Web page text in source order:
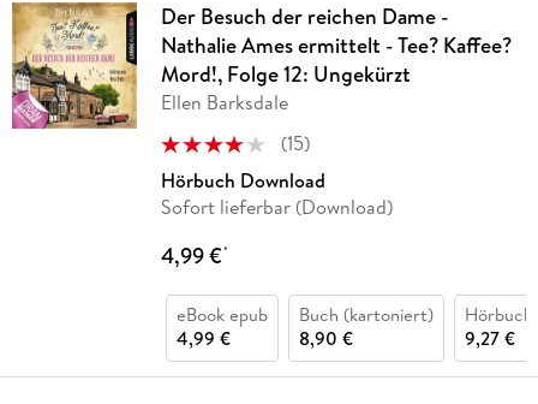
Der Besuch der reichen Dame -
Nathalie Ames ermittelt - Tee? Kaffee?
Mord!, Folge 12: Ungekürzt
Ellen Barksdale
(15)
Hörbuch Download
Sofort lieferbar (Download)
4,99 €*
eBook epub
4,99 €
Buch (kartoniert)
8,90 €
Hörbuch
9,27 €